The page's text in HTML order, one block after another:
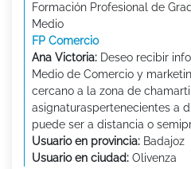
Formación Profesional de
Medio
FP Comercio
Ana Victoria: Deseo recibir
Medio de Comercio y
cercano a la zona de
asignaturaspertenecientes a
puede ser a distancia o
Usuario en provincia: Badajoz
Usuario en ciudad: Olivenza